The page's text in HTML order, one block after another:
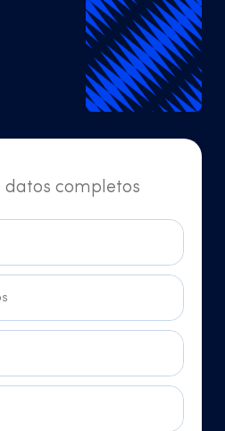
datos completos